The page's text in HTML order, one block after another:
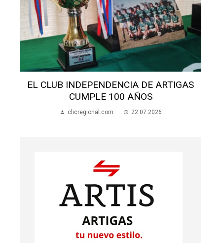
ALUMNOS APEDREARON A UNA MADRE
EN LA ESCUELA 70
clicregional.com 22.07.2026